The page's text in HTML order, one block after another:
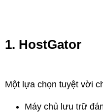
1. HostGator
Một lựa chọn tuyệt vời
Máy chủ lưu trữ